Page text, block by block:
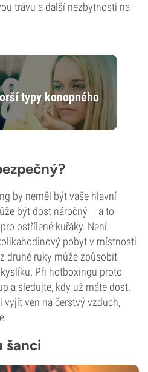
trávu a další nezbytnosti na
typy konopného
by neměl být vaše hlavní
být dost náročný – a to
ostřílené kuřáky. Není
pobyt v místnosti
druhé ruky může způsobit
Při hotboxingu proto
a sledujte, kdy už máte dost.
vyjít ven na čerstvý vzduch,
šanci